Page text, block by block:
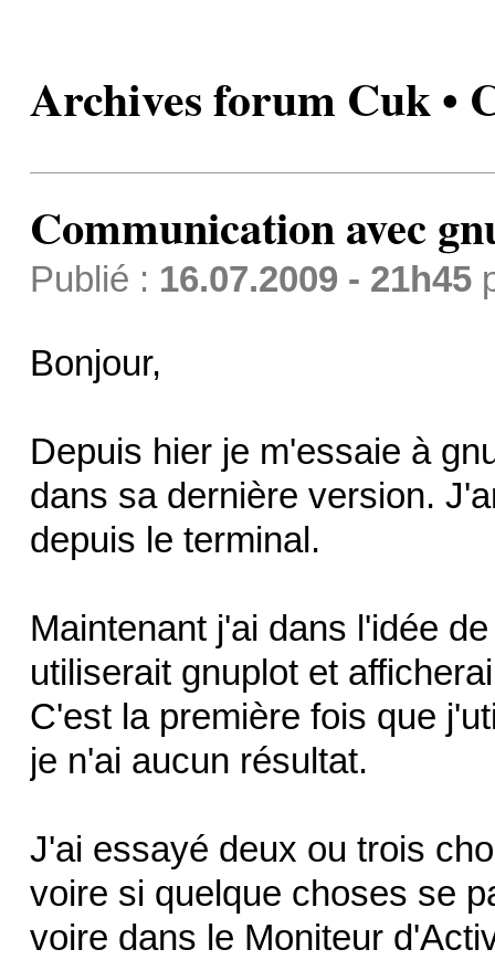
Archives forum Cuk •
Communication avec
Publié : 16.07.2009 - 21h45
Bonjour,
Depuis hier je m'essaie à
dans sa dernière version.
depuis le terminal.
Maintenant j'ai dans l'idée
utiliserait gnuplot et
C'est la première fois que
je n'ai aucun résultat.
J'ai essayé deux ou trois
voire si quelque choses se
voire dans le Moniteur